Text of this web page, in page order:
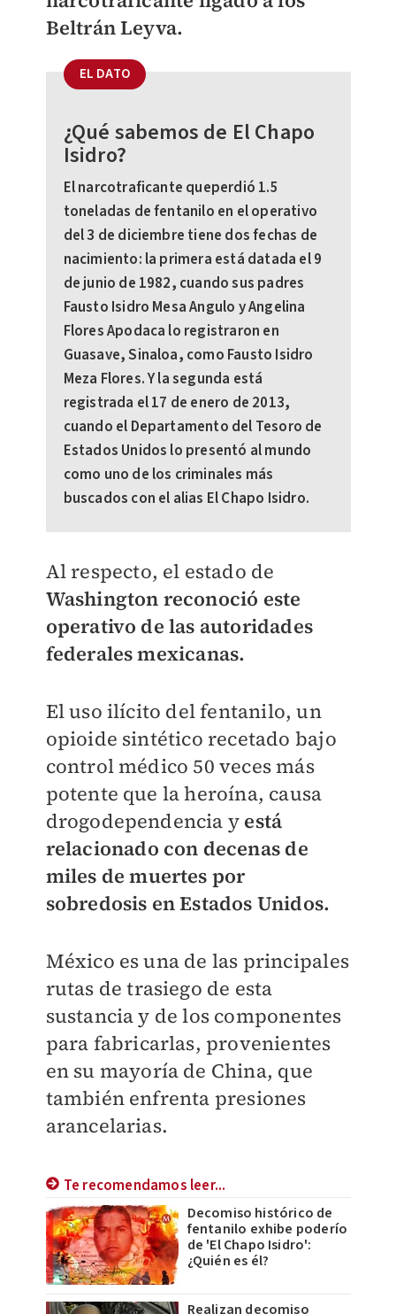
Beltrán Leyva.
EL DATO
¿Qué sabemos de El Chapo
Isidro?
El narcotraficante queperdió 1.5
toneladas de fentanilo en el operativo
del 3 de diciembre tiene dos fechas de
nacimiento: la primera está datada el 9
de junio de 1982, cuando sus padres
Fausto Isidro Mesa Angulo y Angelina
Flores Apodaca lo registraron en
Guasave, Sinaloa, como Fausto Isidro
Meza Flores. Y la segunda está
registrada el 17 de enero de 2013,
cuando el Departamento del Tesoro de
Estados Unidos lo presentó al mundo
como uno de los criminales más
buscados con el alias El Chapo Isidro.
Al respecto, el estado de
Washington reconoció este
operativo de las autoridades
federales mexicanas.
El uso ilícito del fentanilo, un
opioide sintético recetado bajo
control médico 50 veces más
potente que la heroína, causa
drogodependencia y está
relacionado con decenas de
miles de muertes por
sobredosis en Estados Unidos.
México es una de las principales
rutas de trasiego de esta
sustancia y de los componentes
para fabricarlas, provenientes
en su mayoría de China, que
también enfrenta presiones
arancelarias.
Te recomendamos leer...
Decomiso histórico de
fentanilo exhibe poderío
de 'El Chapo Isidro':
¿Quién es él?
Realizan decomiso